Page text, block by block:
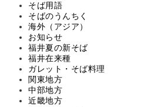
そば用語
そばのうんちく
海外（アジア）
お知らせ
福井夏の新そば
福井在来種
ガレット・そば料理
関東地方
中部地方
近畿地方